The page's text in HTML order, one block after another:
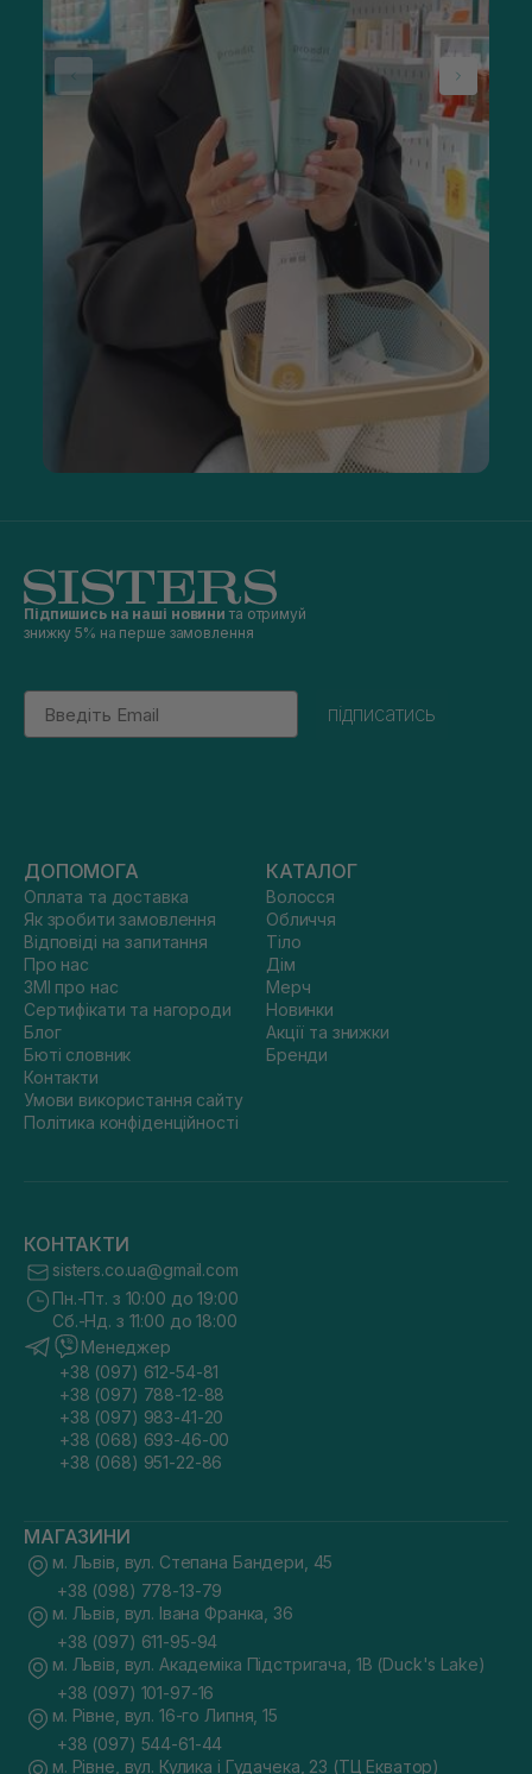
Підпишись на наші новини та отримуй
знижку 5% на перше замовлення
Email
підписатись
ДОПОМОГА
Оплата та доставка
Як зробити замовлення
Відповіді на запитання
Про нас
ЗМІ про нас
Сертифікати та нагороди
Блог
Бюті словник
Контакти
Умови використання сайту
Політика конфіденційності
КАТАЛОГ
Волосся
Обличчя
Тіло
Дім
Мерч
Новинки
Акції та знижки
Бренди
КОНТАКТИ
sisters.co.ua@gmail.com
Пн.-Пт. з 10:00 до 19:00
Сб.-Нд. з 11:00 до 18:00
Менеджер
+38 (097) 612-54-81
+38 (097) 788-12-88
+38 (097) 983-41-20
+38 (068) 693-46-00
+38 (068) 951-22-86
МАГАЗИНИ
м. Львів, вул. Степана Бандери, 45
+38 (098) 778-13-79
м. Львів, вул. Івана Франка, 36
+38 (097) 611-95-94
м. Львів, вул. Академіка Підстригача, 1В (Duck's Lake)
+38 (097) 101-97-16
м. Рівне, вул. 16-го Липня, 15
+38 (097) 544-61-44
м. Рівне, вул. Кулика і Гудачека, 23 (ТЦ Екватор)